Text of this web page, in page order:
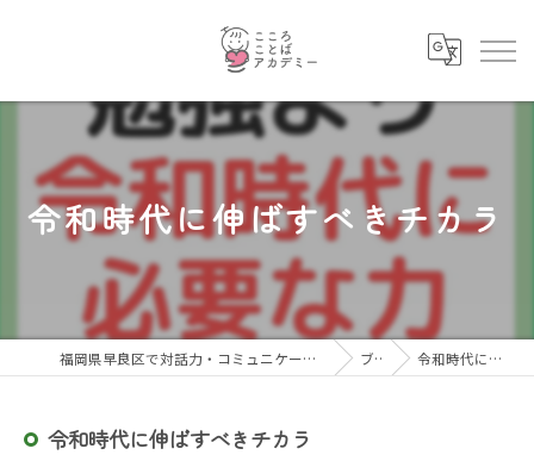
令和時代に伸ばすべきチカラ
福岡県早良区で対話力・コミュニケーション力を育むならこころことばアカデミー ブログ 令和時代に伸ばすべきチカラ
令和時代に伸ばすべきチカラ